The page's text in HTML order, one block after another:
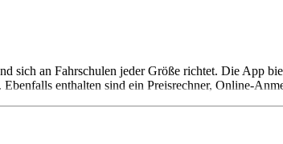
sich an Fahrschulen jeder Größe richtet. Die App
enthalten sind ein Preisrechner, Online-